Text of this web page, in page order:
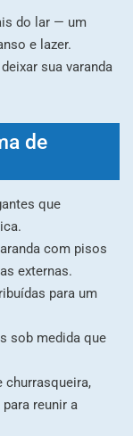
do lar — um
e lazer.
sua varanda
de
que
com pisos
externas.
para um
sob medida que
churrasqueira,
reunir a